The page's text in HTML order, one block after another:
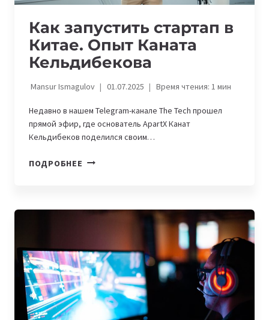
Как запустить стартап в
Китае. Опыт Каната
Кельдибекова
Mansur Ismagulov 01.07.2025 Время чтения: 1мин
Недавно в нашем Telegram-канале The Tech прошел
прямой эфир, где основатель ApartX Канат
Кельдибеков поделился своим…
ПОДРОБНЕЕ КАК
КИТАЕ.
КЕЛЬДИБЕКОВА